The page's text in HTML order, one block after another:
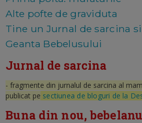
Alte pofte de graviduta
Tine un Jurnal de sarcina
Geanta Bebelusului
Jurnal de sarcina
- fragmente din jurnalul de sarcina al
publicat pe sectiunea de bloguri de la
Buna din nou,